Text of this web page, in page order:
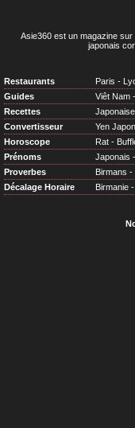
Asie360 est un magazine
japonais
Restaurants Paris -
Guides
Viêt Nam -
Recettes
Convertisseur
Yen
Horoscope
Rat -
Prénoms
Japonais -
Proverbes
Birmans -
Décalage Horaire
Birmanie -